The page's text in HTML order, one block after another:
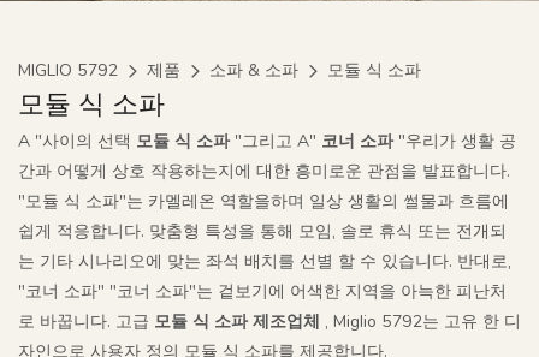
MIGLIO 5792 제품 소파 & 소파 모듈 식 소파
모듈 식 소파
A "사이의 선택 모듈 식 소파 "그리고 A" 코너 소파 "우리가 생활 공
간과 어떻게 상호 작용하는지에 대한 흥미로운 관점을 발표합니다.
"모듈 식 소파"는 카멜레온 역할을하며 일상 생활의 썰물과 흐름에
쉽게 적응합니다. 맞춤형 특성을 통해 모임, 솔로 휴식 또는 전개되
는 기타 시나리오에 맞는 좌석 배치를 선별 할 수 있습니다. 반대로,
"코너 소파" "코너 소파"는 겉보기에 어색한 지역을 아늑한 피난처
로 바꿉니다. 고급 모듈 식 소파 제조업체 , Miglio 5792는 고유 한 디
자인으로 사용자 정의 모듈 식 소파를 제공합니다.